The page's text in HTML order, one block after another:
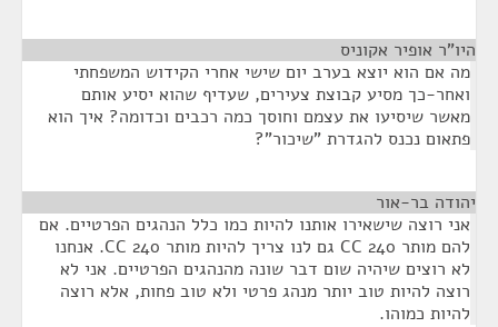
היו"ר אופיר אקוניס
מה אם הוא יוצא בערב יום שישי אחרי הקידוש המשפחתי
ואחר-כך מסיע קבוצת צעירים, שעדיף שהוא יסיע אותם
מאשר שיסיעו את עצמם וחוסך כמה רכבים וכדומה? איך הוא
פתאום נכנס להגדרת "שיכור"?
יהודה בר-אור
אני רוצה שישאירו אותנו להיות כמו כלל הנהגים הפרטיים. אם
להם מותר 240 CC גם לנו צריך להיות מותר 240 CC. אנחנו
לא רוצים שיהיה שום דבר שונה מהנהגים הפרטיים. אני לא
רוצה להיות טוב יותר מנהג פרטי ולא טוב פחות, אלא רוצה
להיות כמוהו.